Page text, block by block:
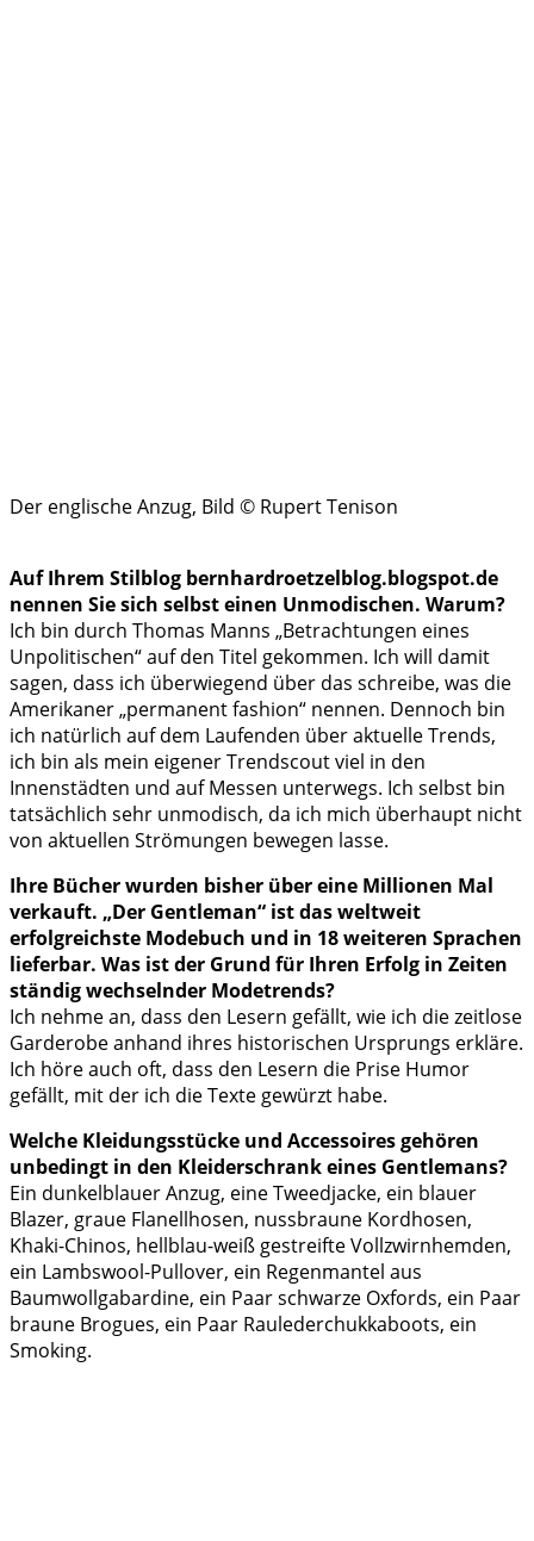
Der englische Anzug, Bild © Rupert Tenison
Auf Ihrem Stilblog bernhardroetzelblog.blogspot.de
nennen Sie sich selbst einen Unmodischen. Warum?
Ich bin durch Thomas Manns „Betrachtungen eines
Unpolitischen“ auf den Titel gekommen. Ich will damit
sagen, dass ich überwiegend über das schreibe, was die
Amerikaner „permanent fashion“ nennen. Dennoch bin
ich natürlich auf dem Laufenden über aktuelle Trends,
ich bin als mein eigener Trendscout viel in den
Innenstädten und auf Messen unterwegs. Ich selbst bin
tatsächlich sehr unmodisch, da ich mich überhaupt nicht
von aktuellen Strömungen bewegen lasse.
Ihre Bücher wurden bisher über eine Millionen Mal
verkauft. „Der Gentleman“ ist das weltweit
erfolgreichste Modebuch und in 18 weiteren Sprachen
lieferbar. Was ist der Grund für Ihren Erfolg in Zeiten
ständig wechselnder Modetrends?
Ich nehme an, dass den Lesern gefällt, wie ich die zeitlose
Garderobe anhand ihres historischen Ursprungs erkläre.
Ich höre auch oft, dass den Lesern die Prise Humor
gefällt, mit der ich die Texte gewürzt habe.
Welche Kleidungsstücke und Accessoires gehören
unbedingt in den Kleiderschrank eines Gentlemans?
Ein dunkelblauer Anzug, eine Tweedjacke, ein blauer
Blazer, graue Flanellhosen, nussbraune Kordhosen,
Khaki-Chinos, hellblau-weiß gestreifte Vollzwirnhemden,
ein Lambswool-Pullover, ein Regenmantel aus
Baumwollgabardine, ein Paar schwarze Oxfords, ein Paar
braune Brogues, ein Paar Raulederchukkaboots, ein
Smoking.